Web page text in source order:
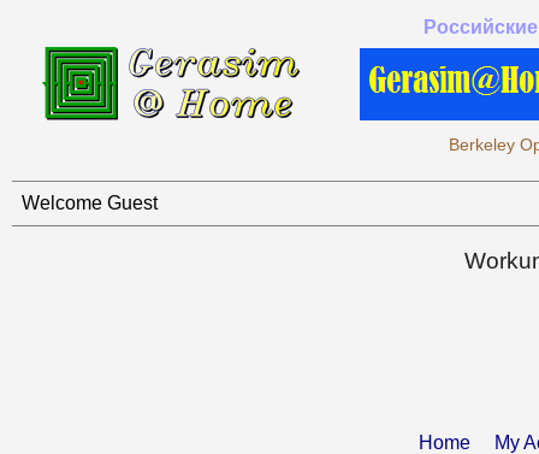
Berkeley
Welcome Guest
Home
My